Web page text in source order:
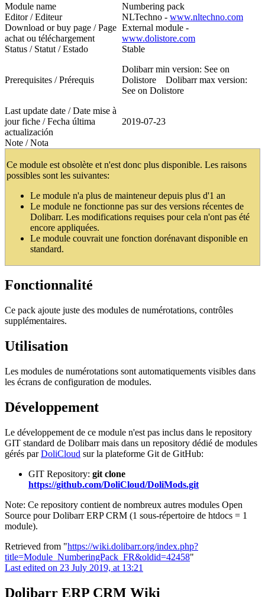
Module name
Numbering pack
Editor / Editeur
NLTechno - www.nltechno.com
Download or buy page / Page
achat ou téléchargement
External module -
www.dolistore.com
Status / Statut / Estado
Stable
Prerequisites / Prérequis
Dolibarr min version: See on
Dolistore Dolibarr max version:
See on Dolistore
Last update date / Date mise à
jour fiche / Fecha última
actualización
2019-07-23
Note / Nota
Ce module est obsolète et n'est donc plus disponible. Les raisons
possibles sont les suivantes:
Le module n'a plus de mainteneur depuis plus d'1 an
Le module ne fonctionne pas sur des versions récentes de
Dolibarr. Les modifications requises pour cela n'ont pas été
encore appliquées.
Le module couvrait une fonction dorénavant disponible en
standard.
Fonctionnalité
Ce pack ajoute juste des modules de numérotations, contrôles
supplémentaires.
Utilisation
Les modules de numérotations sont automatiquements visibles dans
les écrans de configuration de modules.
Développement
Le développement de ce module n'est pas inclus dans le repository
GIT standard de Dolibarr mais dans un repository dédié de modules
gérés parDoliCloud sur la plateforme Git de GitHub:
GIT Repository: git clone
https://github.com/DoliCloud/DoliMods.git
Note: Ce repository contient de nombreux autres modules Open
Source pour Dolibarr ERP CRM (1 sous-répertoire de htdocs = 1
module).
Retrieved from "https://wiki.dolibarr.org/index.php?
title=Module_NumberingPack_FR&oldid=42458"
Last edited on 23 July 2019, at 13:21
Dolibarr ERP CRM Wiki